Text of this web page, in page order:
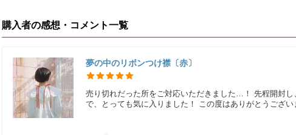
購入者の感想・コメント一覧
夢の中のリボンつけ襟〔赤〕
売り切れだった所をご対応いただきました…！ 先程開封
で、とっても気に入りました！ この度はありがとうござい